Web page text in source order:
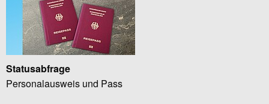
Statusabfrage
Personalausweis und Pass